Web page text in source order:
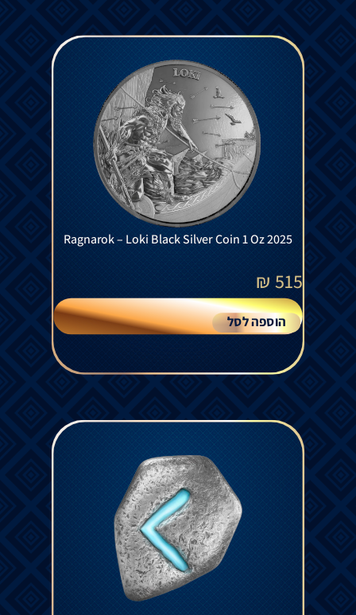
Ragnarok – Loki Black Silver Coin 1 Oz 2025
515
₪
הוספה לסל